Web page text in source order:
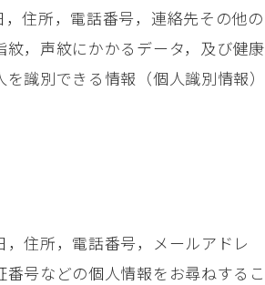
住所，電話番号，連絡先その他の
，声紋にかかるデータ，及び健康
識別できる情報（個人識別情報）
住所，電話番号，メールアドレ
号などの個人情報をお尋ねするこ